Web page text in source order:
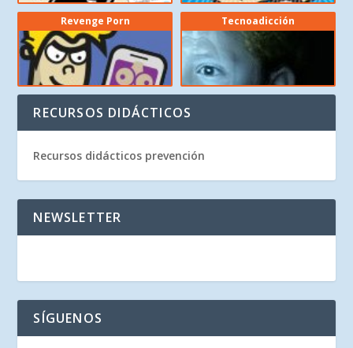
Revenge Porn Tecnoadicción
RECURSOS DIDÁCTICOS
Recursos didácticos prevención
NEWSLETTER
SÍGUENOS